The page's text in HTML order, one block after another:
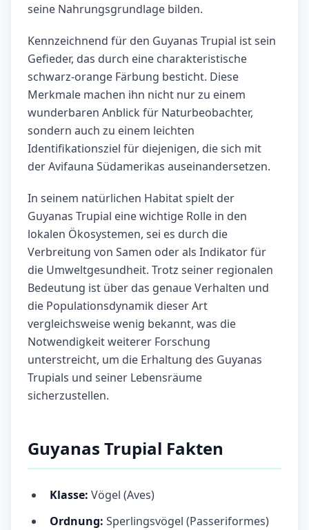
seine Nahrungsgrundlage bilden.
Kennzeichnend für den Guyanas Trupial ist sein
Gefieder, das durch eine charakteristische
schwarz-orange Färbung besticht. Diese
Merkmale machen ihn nicht nur zu einem
wunderbaren Anblick für Naturbeobachter,
sondern auch zu einem leichten
Identifikationsziel für diejenigen, die sich mit
der Avifauna Südamerikas auseinandersetzen.
In seinem natürlichen Habitat spielt der
Guyanas Trupial eine wichtige Rolle in den
lokalen Ökosystemen, sei es durch die
Verbreitung von Samen oder als Indikator für
die Umweltgesundheit. Trotz seiner regionalen
Bedeutung ist über das genaue Verhalten und
die Populationsdynamik dieser Art
vergleichsweise wenig bekannt, was die
Notwendigkeit weiterer Forschung
unterstreicht, um die Erhaltung des Guyanas
Trupials und seiner Lebensräume
sicherzustellen.
Guyanas Trupial Fakten
Klasse: Vögel (Aves)
Ordnung: Sperlingsvögel (Passeriformes)